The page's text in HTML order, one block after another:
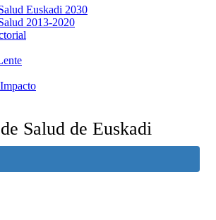
Euskadi 2030
2013-2020
Salud de Euskadi